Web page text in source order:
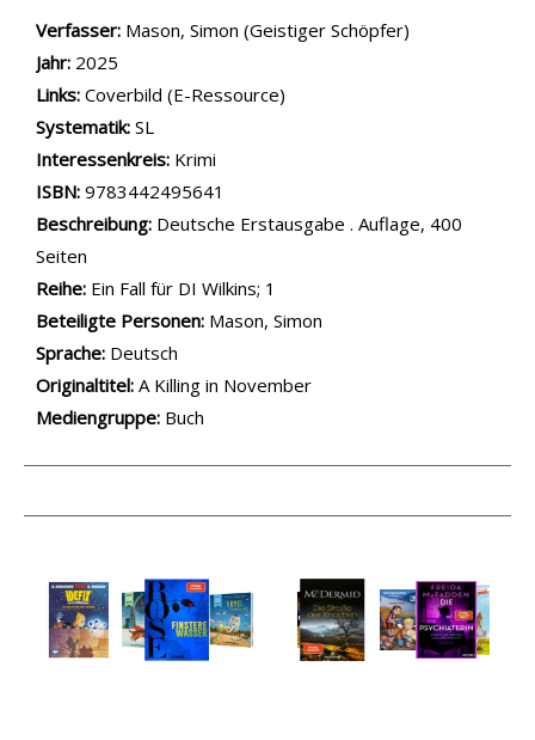
Verfasser: Suche nach diesem Verfasser
Mason, Simon (Geistiger Schöpfer)
Jahr: 2025
opens in new tab
Links: Diesen Link in neuem Tab öffnen
Coverbild (E-Ressource)
Systematik: Suche nach dieser Systematik
SL
Interessenkreis: Suche nach diesem Interessenskreis
Krimi
ISBN: 9783442495641
Beschreibung: Deutsche Erstausgabe . Auflage, 400
Seiten
Reihe: Ein Fall für DI Wilkins; 1
Beteiligte Personen: Suche nach dieser Beteiligten Person
Mason, Simon
Sprache: Deutsch
Originaltitel: A Killing in November
Mediengruppe: Buch